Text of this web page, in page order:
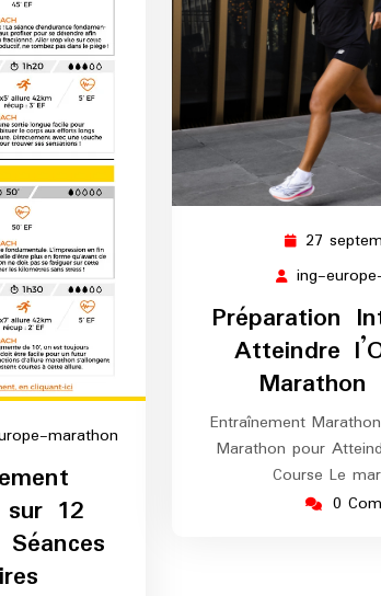
marathon
12
27
ing-
Préparation
Atteindre
Entraînement
Marathon pour
Course Le
0